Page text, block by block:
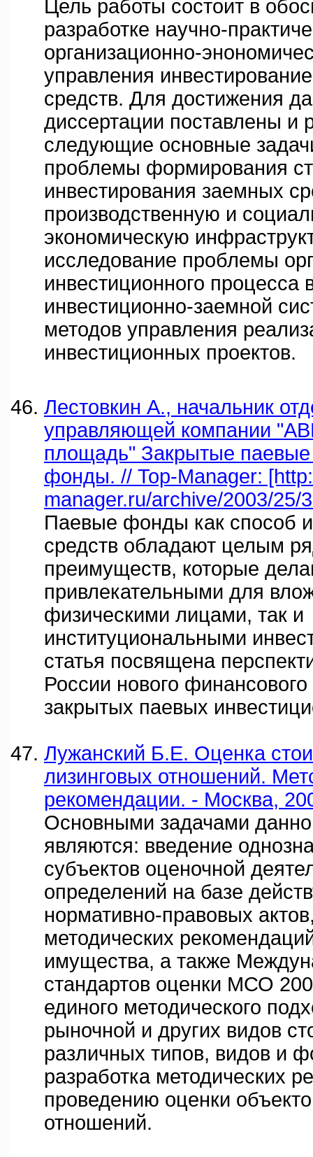
Цель работы состоит в
разработке научно-
организационно-
управления
средств. Для достижения
диссертации поставлены и
следующие основные
проблемы формирования
инвестирования заемных
производственную и
экономическую
исследование проблемы
инвестиционного процесса
инвестиционно-заемной
методов управления
инвестиционных проектов.
Лестовкин А., начальник
управляющей компании
площадь" Закрытые
фонды. // Top-Manager:
manager.ru/archive/2003/25/
Паевые фонды как способ
средств обладают целым
преимуществ, которые
привлекательными для
физическими лицами, так и
институциональными
статья посвящена
России нового
закрытых паевых
Лужанский Б.Е. Оценка
лизинговых отношений.
рекомендации. - Москва,
Основными задачами
являются: введение
субъектов оценочной
определений на базе
нормативно-правовых
методических
имущества, а также
стандартов оценки МСО
единого методического
рыночной и других видов
различных типов, видов и
разработка методических
проведению оценки
отношений.